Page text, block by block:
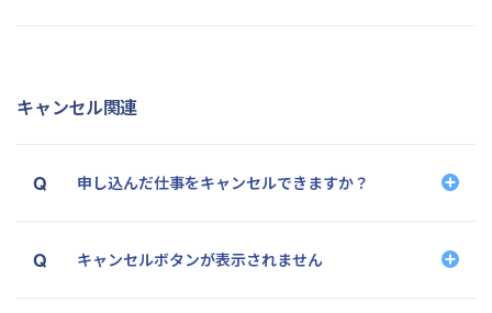
キャンセル関連
申し込んだ仕事をキャンセルできますか？
キャンセルボタンが表示されません